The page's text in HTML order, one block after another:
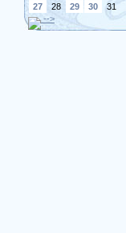
27
28 29 30
31
-->